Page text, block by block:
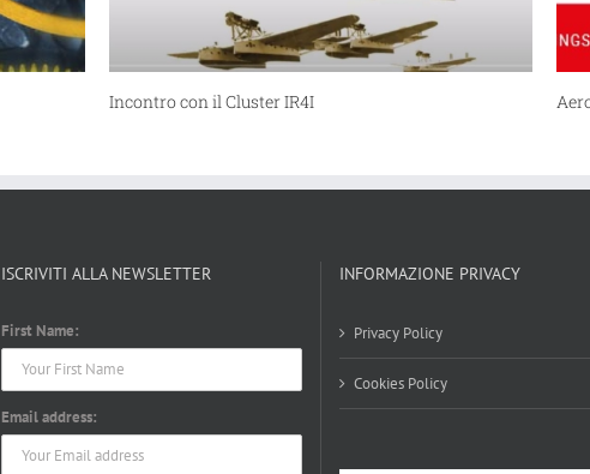
Aerospace & Defence Meeting Torino
First Name:
Email address:
Privacy Policy
Cookies Policy